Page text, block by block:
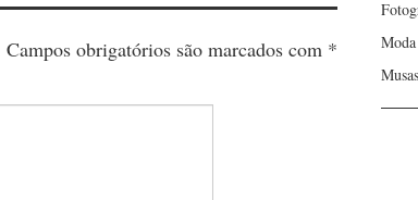
Campos obrigatórios são marcados com *
Moda
Musas